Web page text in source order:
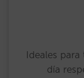
Ideales
día